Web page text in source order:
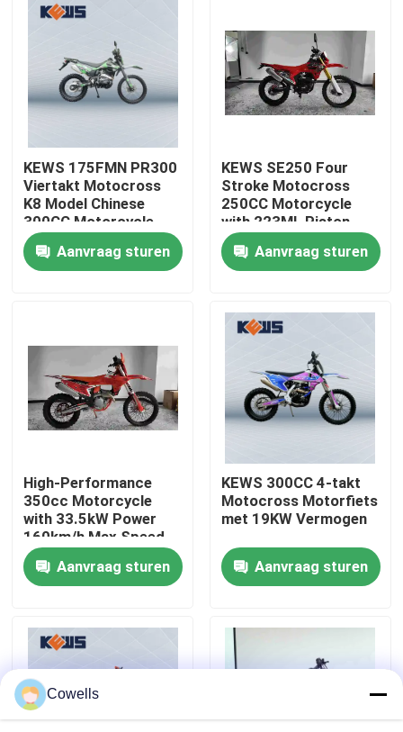
Huis
Producten
Fabrieksreis
Contacteer ons
bloggen
Twee Motorfietsen van Slagenduro
Verzamelingsmotorfietsen
KEWS 175FMN PR300
Viertakt Motocross
K8 Model Chinese
300CC Motorcycle
Motorbikes
Aanvraag sturen
KEWS SE250 Four
Stroke Motocross
250CC Motorcycle
with 223ML Piston
Displacement 15/8500
Maximum Power and
19/6500 Maximum
Aanvraag sturen
High-Performance
350cc Motorcycle
with 33.5kW Power
160km/h Max Speed
and 1460mm
Wheelbase for
Motocross
Aanvraag sturen
KEWS 300CC 4-takt
Motocross Motorfiets
met 19KW Vermogen
Aanvraag sturen
Cowells